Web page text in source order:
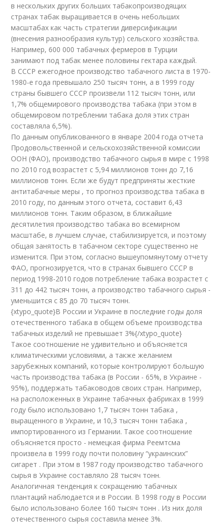
в нескольких других больших табакопроизводящих
странах табак выращивается в очень небольших
масштабах как часть стратегии диверсификации
(внесения разнообразия культур) сельского хозяйства.
Например, 600 000 табачных фермеров в Турции
занимают под табак менее половины гектара каждый.
В СССР ежегодное производство табачного листа в 1970-
1980-е года превышало 250 тысяч тонн, а в 1999 году
страны бывшего СССР произвели 112 тысяч тонн, или
1,7% общемирового производства табака (при этом в
общемировом потреблении табака доля этих стран
составляла 6,5%).
По данным опубликованного в январе 2004 года отчета
Продовольственной и сельскохозяйственной комиссии
ООН (ФАО), производство табачного сырья в мире с 1998
по 2010 год возрастет с 5,94 миллионов тонн до 7,16
миллионов тонн. Если же будут предприняты жесткие
антитабачные меры , то прогноз производства табака в
2010 году, по данным этого отчета, составит 6,43
миллионов тонн. Таким образом, в ближайшие
десятилетия производство табака во всемирном
масштабе, в лучшем случае, стабилизируется, и поэтому
общая занятость в табачном секторе существенно не
изменится. При этом, согласно вышеупомянутому отчету
ФАО, прогнозируется, что в странах бывшего СССР в
период 1998-2010 годов потребление табака возрастет с
311 до 442 тысяч тонн, а производство табачного сырья -
уменьшится с 85 до 70 тысяч тонн.
{xtypo_quote}В России и Украине в последние годы доля
отечественного табака в общем объеме производства
табачных изделий не превышает 3%{/xtypo_quote}
Такое соотношение не удивительно и объясняется
климатическими условиями, а также желанием
зарубежных компаний, которые контролируют большую
часть производства табака (в России - 65%, в Украине -
95%), поддержать табаководов своих стран. Например,
на расположенных в Украине табачных фабриках в 1999
году было использовано 1,7 тысяч тонн табака ,
выращенного в Украине, и 10,3 тысяч тонн табака ,
импортированного из Германии. Такое соотношение
объясняется просто - немецкая фирма Реемтсма
произвела в 1999 году почти половину “украинских”
сигарет . При этом в 1987 году производство табачного
сырья в Украине составляло 28 тысяч тонн.
Аналогичная тенденция к сокращению табачных
плантаций наблюдается и в России. В 1998 году в России
было использовано более 160 тысяч тонн . Из них доля
отечественного сырья составила менее 3%.